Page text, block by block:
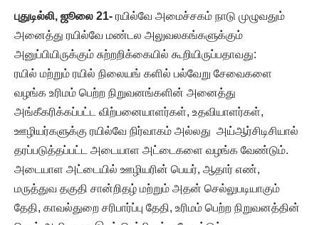
புதுடில்லி, ஜூலை 21- ரயில்வே அமைச்சகம் நாடு முழுவதும்
அனைத்து ரயில்வே மண்டல அலுவலகங்களுக்கும்
அனுப்பியிருக்கும் சுற்றறிக்கையில் கூறியிருப்பதாவது:
ரயில் மற்றும் ரயில் நிலையங் களில் பல்வேறு சேவைகளை
வழங்க உரிமம் பெற்ற நிறுவனங்களின் அனைத்து
அங்கீகரிக்கப்பட்ட விற்பனையாளர்கள், உதவியாளர்கள்,
ஊழியர்களுக்கு ரயில்வே நிர்வாகம் அல்லது அய்ஆர்சிடிசியால்
தரப்படுத்தப்பட்ட அடையாள அட்டைகளை வழங்க வேண்டும்.
அடையாள அட்டையில் ஊழியரின் பெயர், ஆதார் எண்,
மருத்துவ தகுதி சான்றிதழ் மற்றும் அதன் செல்லுபடியாகும்
தேதி, காவல்துறை சரிபார்ப்பு தேதி, உரிமம் பெற்ற நிறுவனத்தின்